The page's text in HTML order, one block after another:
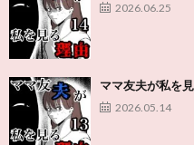
2026.06.25
ママ友夫が私を
2026.05.14